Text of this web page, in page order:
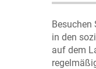
Besuchen
in den
auf dem